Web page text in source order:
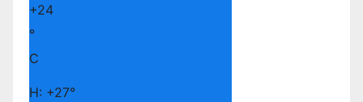
+24
°
C
H: +27°